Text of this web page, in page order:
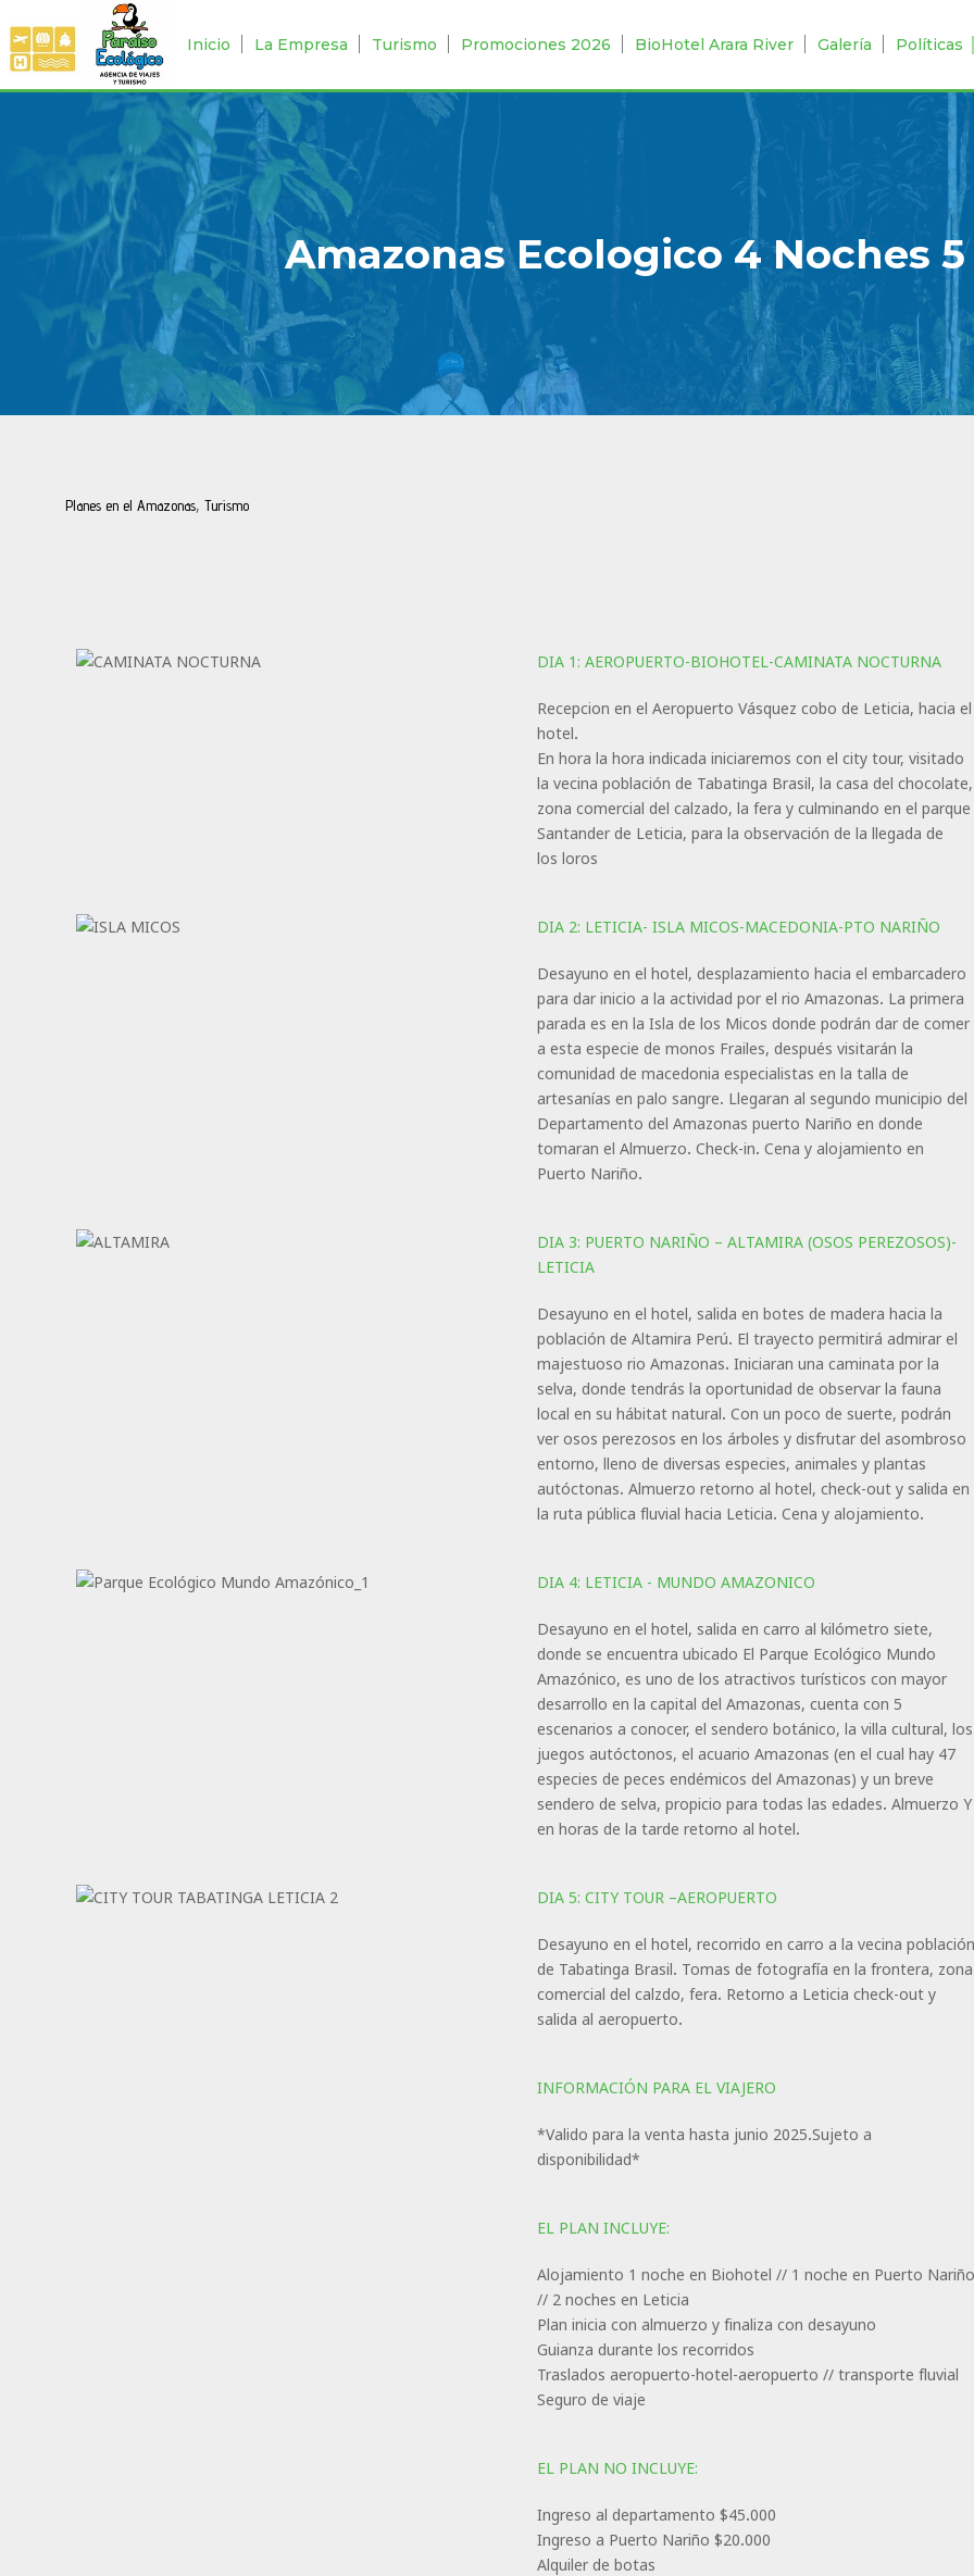
Inicio La Empresa Turismo Promociones 2026 BioHotel Arara River Galería Políticas
Amazonas Ecologico 4 Noches 5
Planes en el Amazonas, Turismo
DIA 1: AEROPUERTO-BIOHOTEL-CAMINATA NOCTURNA
Recepcion en el Aeropuerto Vásquez cobo de Leticia, hacia el
hotel.
En hora la hora indicada iniciaremos con el city tour, visitado
la vecina población de Tabatinga Brasil, la casa del chocolate,
zona comercial del calzado, la fera y culminando en el parque
Santander de Leticia, para la observación de la llegada de
los loros
DIA 2: LETICIA- ISLA MICOS-MACEDONIA-PTO NARIÑO
Desayuno en el hotel, desplazamiento hacia el embarcadero
para dar inicio a la actividad por el rio Amazonas. La primera
parada es en la Isla de los Micos donde podrán dar de comer
a esta especie de monos Frailes, después visitarán la
comunidad de macedonia especialistas en la talla de
artesanías en palo sangre. Llegaran al segundo municipio del
Departamento del Amazonas puerto Nariño en donde
tomaran el Almuerzo. Check-in. Cena y alojamiento en
Puerto Nariño.
DIA 3: PUERTO NARIÑO – ALTAMIRA (OSOS PEREZOSOS)-
LETICIA
Desayuno en el hotel, salida en botes de madera hacia la
población de Altamira Perú. El trayecto permitirá admirar el
majestuoso rio Amazonas. Iniciaran una caminata por la
selva, donde tendrás la oportunidad de observar la fauna
local en su hábitat natural. Con un poco de suerte, podrán
ver osos perezosos en los árboles y disfrutar del asombroso
entorno, lleno de diversas especies, animales y plantas
autóctonas. Almuerzo retorno al hotel, check-out y salida en
la ruta pública fluvial hacia Leticia. Cena y alojamiento.
DIA 4: LETICIA - MUNDO AMAZONICO
Desayuno en el hotel, salida en carro al kilómetro siete,
donde se encuentra ubicado El Parque Ecológico Mundo
Amazónico, es uno de los atractivos turísticos con mayor
desarrollo en la capital del Amazonas, cuenta con 5
escenarios a conocer, el sendero botánico, la villa cultural, los
juegos autóctonos, el acuario Amazonas (en el cual hay 47
especies de peces endémicos del Amazonas) y un breve
sendero de selva, propicio para todas las edades. Almuerzo Y
en horas de la tarde retorno al hotel.
DIA 5: CITY TOUR –AEROPUERTO
Desayuno en el hotel, recorrido en carro a la vecina población
de Tabatinga Brasil. Tomas de fotografía en la frontera, zona
comercial del calzdo, fera. Retorno a Leticia check-out y
salida al aeropuerto.
INFORMACIÓN PARA EL VIAJERO
*Valido para la venta hasta junio 2025.Sujeto a
disponibilidad*
EL PLAN INCLUYE:
Alojamiento 1 noche en Biohotel // 1 noche en Puerto Nariño
// 2 noches en Leticia
Plan inicia con almuerzo y finaliza con desayuno
Guianza durante los recorridos
Traslados aeropuerto-hotel-aeropuerto // transporte fluvial
Seguro de viaje
EL PLAN NO INCLUYE:
Ingreso al departamento $45.000
Ingreso a Puerto Nariño $20.000
Alquiler de botas